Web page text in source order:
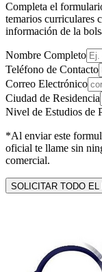
Completa el
temarios curriculares
información de la
Nombre Completo
Teléfono de Contacto
Correo Electrónico
Ciudad de Residencia
Nivel de Estudios de
*Al enviar este
oficial te llame sin
comercial.
SOLICITAR TODO